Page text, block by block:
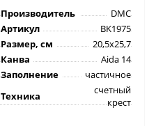
Производитель
DMC
Артикул
BK1975
Размер, см
20,5х25,7
Канва
Aida 14
Заполнение
частичное
Техника
счетный
крест